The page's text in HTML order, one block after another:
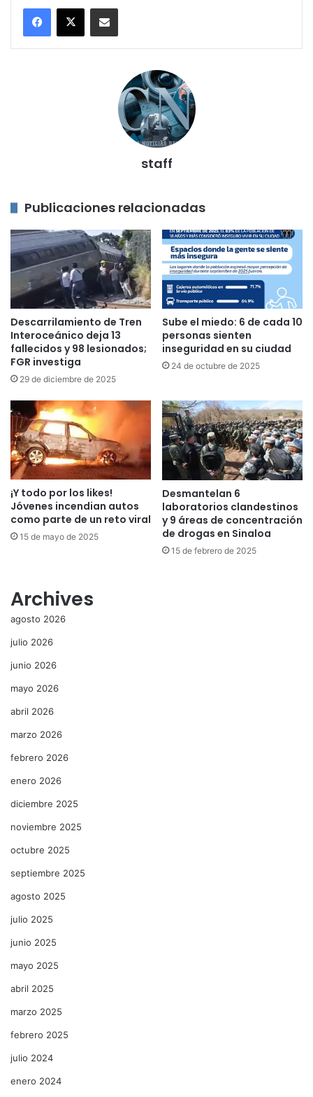
Compartir por correo electrónico
staff
Publicaciones relacionadas
Descarrilamiento de Tren
Interoceánico deja 13
fallecidos y 98 lesionados;
FGR investiga
29 de diciembre de 2025
Sube el miedo: 6 de cada 10
personas sienten
inseguridad en su ciudad
24 de octubre de 2025
¡Y todo por los likes!
Jóvenes incendian autos
como parte de un reto viral
15 de mayo de 2025
Desmantelan 6
laboratorios clandestinos
y 9 áreas de concentración
de drogas en Sinaloa
15 de febrero de 2025
Archives
agosto 2026
julio 2026
junio 2026
mayo 2026
abril 2026
marzo 2026
febrero 2026
enero 2026
diciembre 2025
noviembre 2025
octubre 2025
septiembre 2025
agosto 2025
julio 2025
junio 2025
mayo 2025
abril 2025
marzo 2025
febrero 2025
julio 2024
enero 2024